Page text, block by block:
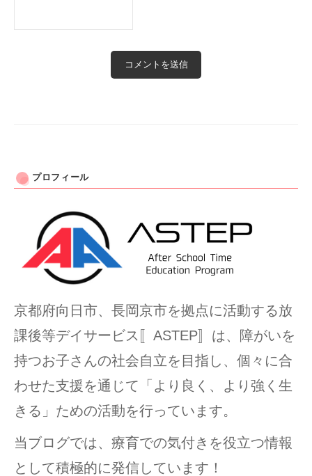
プロフィール
京都府向日市、長岡京市を拠点に活動する放
課後等デイサービス〚ASTEP〛は、障がいを
持つお子さんの社会自立を目指し、個々に合
わせた支援を通じて「より良く、より強く生
きる」ための活動を行っています。
当ブログでは、療育での気付きを役立つ情報
として積極的に発信しています！